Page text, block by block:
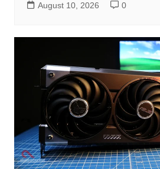
August 10, 2026 0